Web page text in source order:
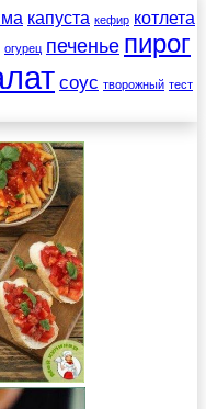
капуста кефир котлета
огурец печенье пирог
соус творожный тест